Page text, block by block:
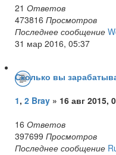
21 Ответов
473816 Просмотров
Последнее сообщение
31 мар 2016, 05:37
Сколько вы
1, 2 Bray » 16 авг 2015,
16 Ответов
397699 Просмотров
Последнее сообщение